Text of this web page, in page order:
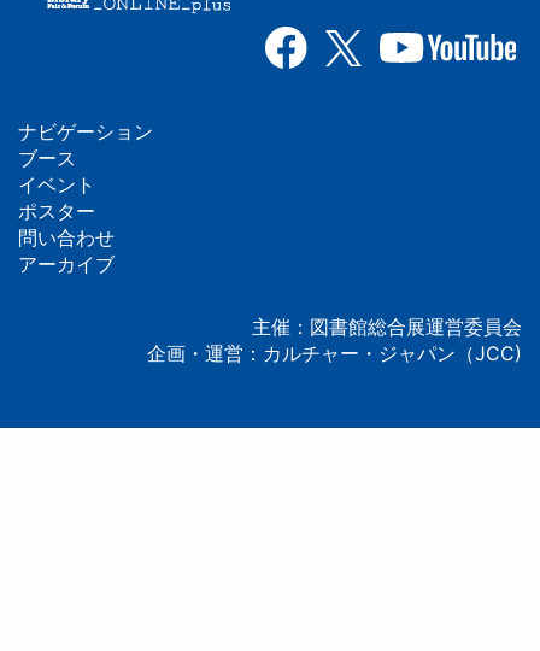
フ
ッ
タ
ナビゲーション
ブース
イベント
ポスター
問い合わせ
アーカイブ
主催：図書館総合展運営委員会
企画・運営：カルチャー・ジャパン（JCC)